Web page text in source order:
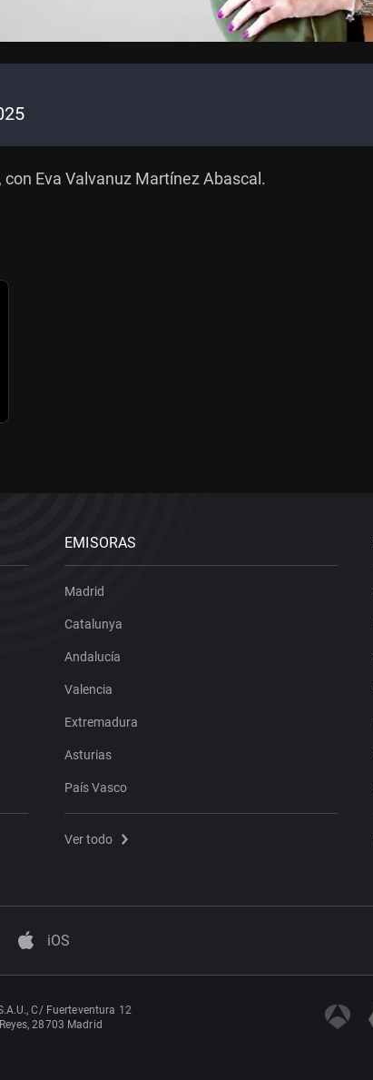
Eva Valvanuz Martínez Abascal.
EMISORAS
Madrid
Catalunya
Andalucía
Valencia
Extremadura
Asturias
País Vasco
Ver todo
iOS
C/ Fuerteventura 12
28703 Madrid